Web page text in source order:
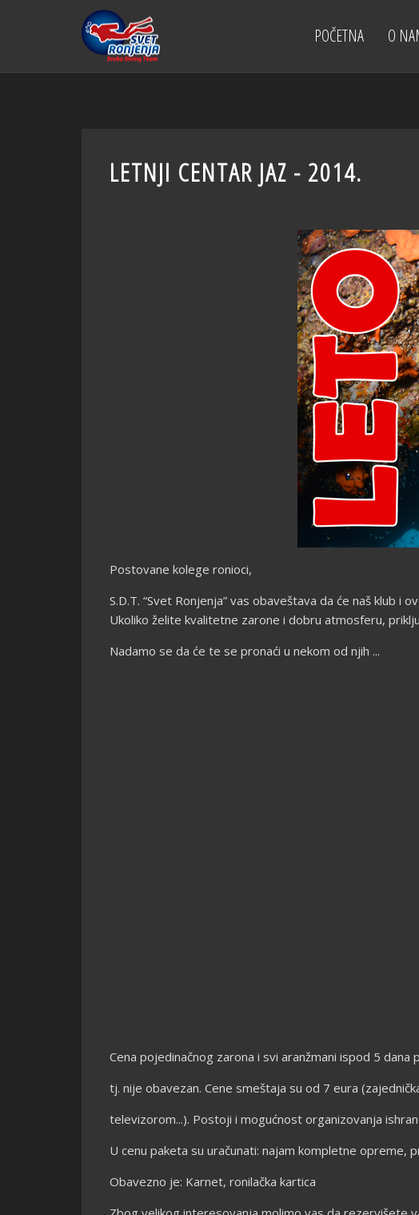
POČETNA O
LETNJI CENTAR JAZ - 2014.
Postovane kolege ronioci,
S.D.T. “Svet Ronjenja” vas obaveštava da će naš klub i
Ukoliko želite kvalitetne zarone i dobru atmosferu,
Nadamo se da će te se pronaći u nekom od njih ...
Cena pojedinačnog zarona i svi aranžmani ispod 5
tj. nije obavezan. Cene smeštaja su od 7 eura
televizorom...). Postoji i mogućnost organizovanja
U cenu paketa su uračunati: najam kompletne opreme,
Obavezno je: Karnet, ronilačka kartica